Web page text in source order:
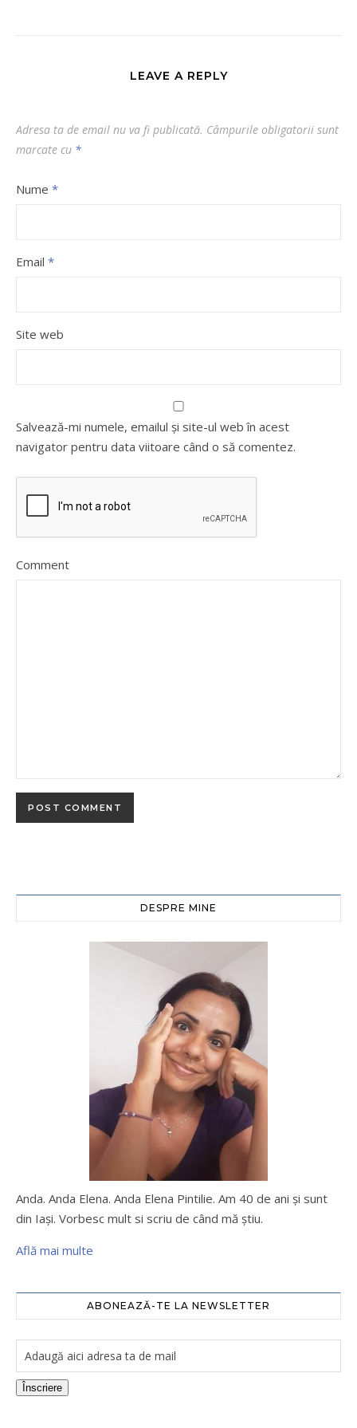
LEAVE A REPLY
Adresa ta de email nu va fi publicată. Câmpurile obligatorii sunt
marcate cu *
Nume *
Email *
Site web
Salvează-mi numele, emailul și site-ul web în acest
navigator pentru data viitoare când o să comentez.
Comment
DESPRE MINE
Anda. Anda Elena. Anda Elena Pintilie. Am 40 de ani şi sunt
din Iaşi. Vorbesc mult si scriu de când mă ştiu.
Află mai multe
ABONEAZĂ-TE LA NEWSLETTER
Înscriere